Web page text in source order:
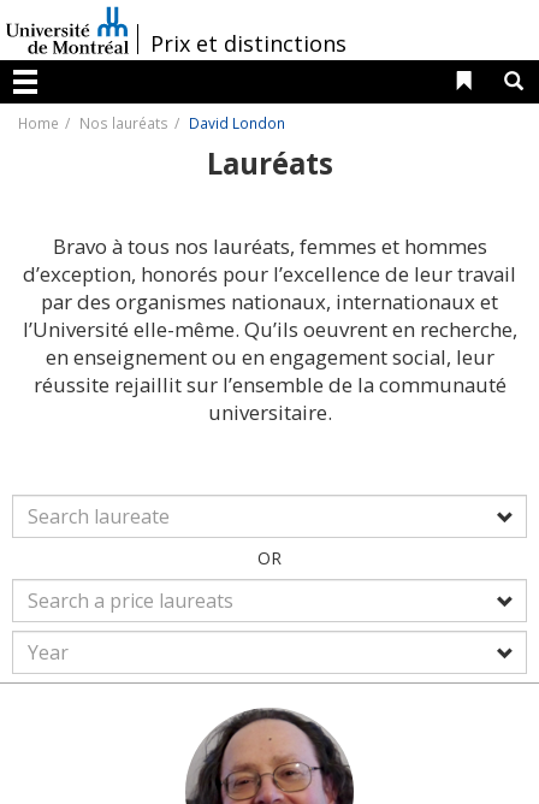
au
contenu
/Prix et distinctions
Menu
Liens
Home Nos lauréats David London
Lauréats
Bravo à tous nos lauréats, femmes et hommes
d’exception, honorés pour l’excellence de leur travail
par des organismes nationaux, internationaux et
l’Université elle-même. Qu’ils oeuvrent en recherche,
en enseignement ou en engagement social, leur
réussite rejaillit sur l’ensemble de la communauté
universitaire.
OR